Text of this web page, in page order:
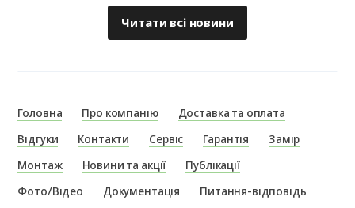
Читати всі новини
Головна Про компанію
Доставка та оплата
Відгуки
Контакти Сервіс Гарантія
Замір
Монтаж
Новини та акції
Публікації
Фото/Відео
Документація Питання-відповідь